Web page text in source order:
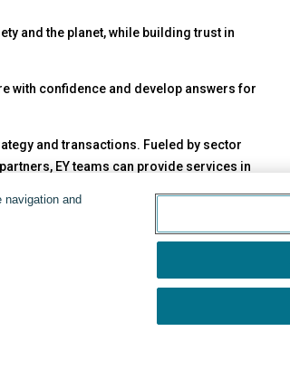
and the planet, while building trust in
with confidence and develop answers for
and transactions. Fueled by sector
EY teams can provide services in
navigation and